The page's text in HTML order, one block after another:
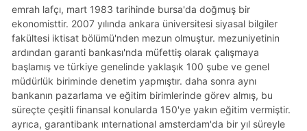
emrah lafçı, mart 1983 tarihinde bursa'da doğmuş bir
ekonomisttir. 2007 yılında ankara üniversitesi siyasal bilgiler
fakültesi i̇ktisat bölümü'nden mezun olmuştur. mezuniyetinin
ardından garanti bankası'nda müfettiş olarak çalışmaya
başlamış ve türkiye genelinde yaklaşık 100 şube ve genel
müdürlük biriminde denetim yapmıştır. daha sonra aynı
bankanın pazarlama ve eğitim birimlerinde görev almış, bu
süreçte çeşitli finansal konularda 150'ye yakın eğitim vermiştir.
ayrıca, garantibank international amsterdam'da bir yıl süreyle